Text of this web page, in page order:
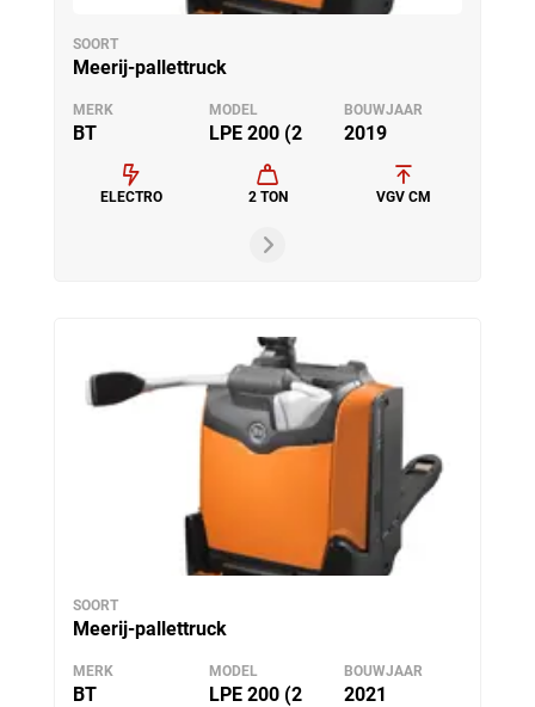
SOORT
Meerij-pallettruck
MERK
BT
MODEL
LPE 200 (2
BOUWJAAR
2019
ELECTRO 2 TON VGV CM
SOORT
Meerij-pallettruck
MERK
BT
MODEL
LPE 200 (2
BOUWJAAR
2021